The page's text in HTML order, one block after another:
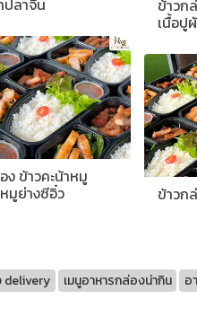
ข้าวก
เนื้อปู
ง ข้าวคะน้าหมู
มูย่างซีอิ๋ว ข้าวก
delivery เมนูอาหารกล่องน่ากิน อ